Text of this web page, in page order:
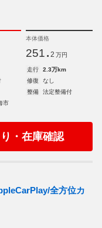
本体価格
251. 2 万円
走行
2.3万km
修復
なし
整備
法定整備付
市
・在庫確認
全方位カ